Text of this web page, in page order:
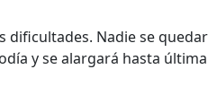
dificultades. Nadie se
y se alargará hasta